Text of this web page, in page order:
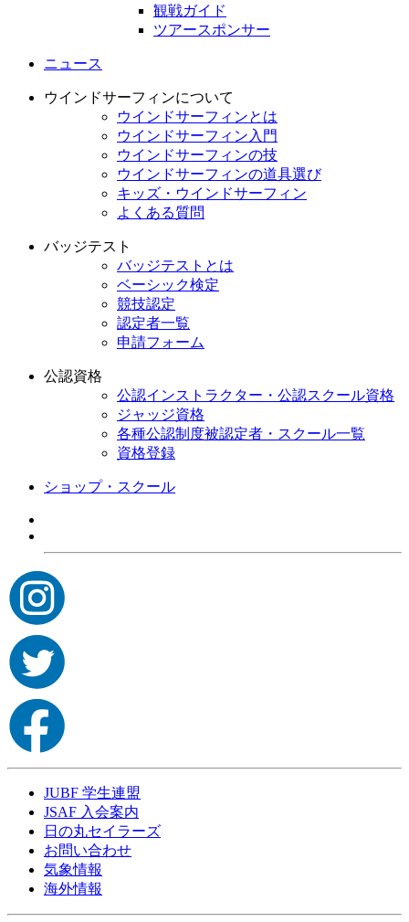
観戦ガイド
ツアースポンサー
ニュース
ウインドサーフィンについて
ウインドサーフィンとは
ウインドサーフィン入門
ウインドサーフィンの技
ウインドサーフィンの道具選び
キッズ・ウインドサーフィン
よくある質問
バッジテスト
バッジテストとは
ベーシック検定
競技認定
認定者一覧
申請フォーム
公認資格
公認インストラクター・公認スクール資格
ジャッジ資格
各種公認制度被認定者・スクール一覧
資格登録
ショップ・スクール
JUBF 学生連盟
JSAF 入会案内
日の丸セイラーズ
お問い合わせ
気象情報
海外情報